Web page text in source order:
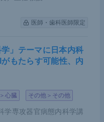
医師・歯科医師限定
学」テーマに日本内科
もたらす可能性、内
心臓 その他＞その他
学専攻器官病態内科学講